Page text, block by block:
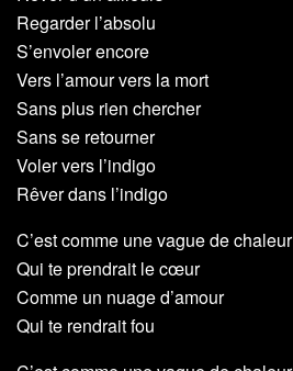
Regarder l’absolu
S’envoler encore
Vers l’amour vers la mort
Sans plus rien chercher
Sans se retourner
Voler vers l’indigo
Rêver dans l’indigo
C’est comme une vague de chaleur
Qui te prendrait le cœur
Comme un nuage d’amour
Qui te rendrait fou